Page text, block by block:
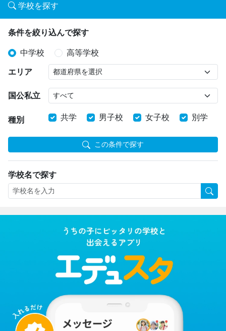
学校を探す
条件を絞り込んで探す
中学校 高等学校
エリア
国公私立
種別 共学 男子校 女子校 別学
この条件で探す
学校名で探す